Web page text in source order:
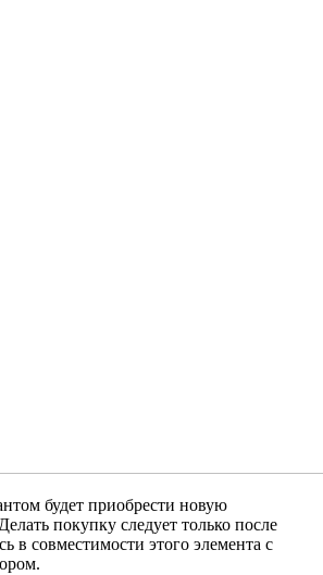
будет приобрести новую
покупку следует только после
в совместимости этого элемента с